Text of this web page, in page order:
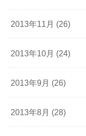
2013年11月 (26)
2013年10月 (24)
2013年9月 (26)
2013年8月 (28)